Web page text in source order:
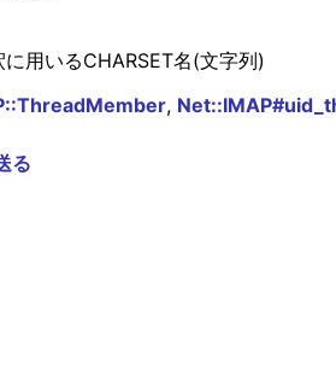
用いるCHARSET名(文字列)
,
る